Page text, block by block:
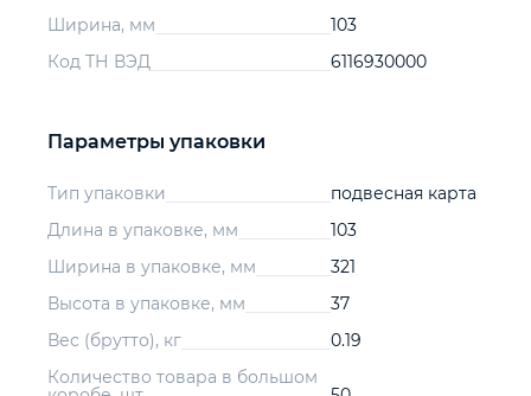
Ширина, мм
103
Код ТН ВЭД
6116930000
Параметры упаковки
Тип упаковки
подвесная карта
Длина в упаковке, мм
103
Ширина в упаковке, мм
321
Высота в упаковке, мм
37
Вес (брутто), кг
0.19
Количество товара в большом